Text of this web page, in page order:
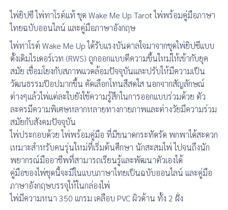
ไพ่ยิปซี ไพ่ทาโรต์แท้ ชุด Wake Me Up Tarot ไพ่พร้อมคู่มือภาษา
ไทยฉบับออนไลน์ และคู่มือภาษาอังกฤษ
ไพ่ทาโรต์ Wake Me Up ได้รับแรงบันดาลใจมาจากชุดไพ่ยิปซีแบบ
ดั้งเดิมไรเดอร์เวท (RWS) ถูกออกแบบตีความขึ้นใหม่ให้เข้ากับยุค
สมัย เชื่อมโยงกับสภาพแวดล้อมปัจจุบันและปรับให้มีความเป็น
วัฒนธรรมป๊อปมากขึ้น คัดเลือกโทนสีสดใส นอกจากสัญลักษณ์
ต่างๆแล้วไพ่แต่ละใบยังใช้ความรู้สึกในการออกแบบร่วมด้วย ตัว
ละครมีความพิเศษหลากหลายทางกายภาพและต่างวัยมีความร่วม
สมัยกับสังคมปัจจุบัน
ไพ่ประกอบด้วย ไพ่พร้อมคู่มือ ที่มีขนาดกระทัดรัด พกพาได้สะดวก
เหมาะสำหรับคนรุ่นใหม่ที่เริ่มต้นศึกษา นักสะสมไพ่ ไปจนถึงนัก
พยากรณ์มืออาชีพที่สามารถเรียนรู้และพัฒนาตัวเองได้
คู่มือของไพ่ชุดนี้จะมีในแบบภาษาไทยเป็นฉบับออนไลน์ และคู่มือ
ภาษาอังกฤษบรรจุให้ในกล่องไพ่
ไพ่มีความหนา 350 แกรม เคลือบ PVC ผิวด้าน ทั้ง 2 ฝั่ง